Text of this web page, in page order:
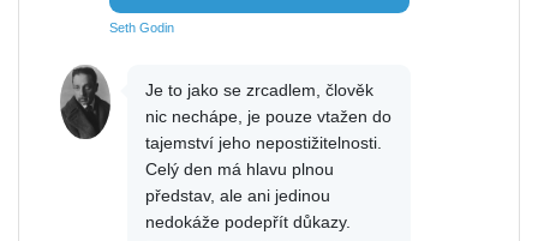
Seth Godin
Je to jako se zrcadlem, člověk
nic nechápe, je pouze vtažen do
tajemství jeho nepostižitelnosti.
Celý den má hlavu plnou
představ, ale ani jedinou
nedokáže podepřít důkazy.